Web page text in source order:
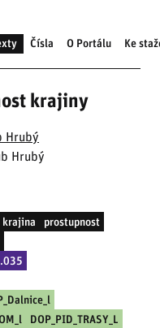
Čísla O Portálu Ke
krajiny
Hrubý
Hrubý
krajina
prostupnost
J.035
DOP_PID_TRASY_L